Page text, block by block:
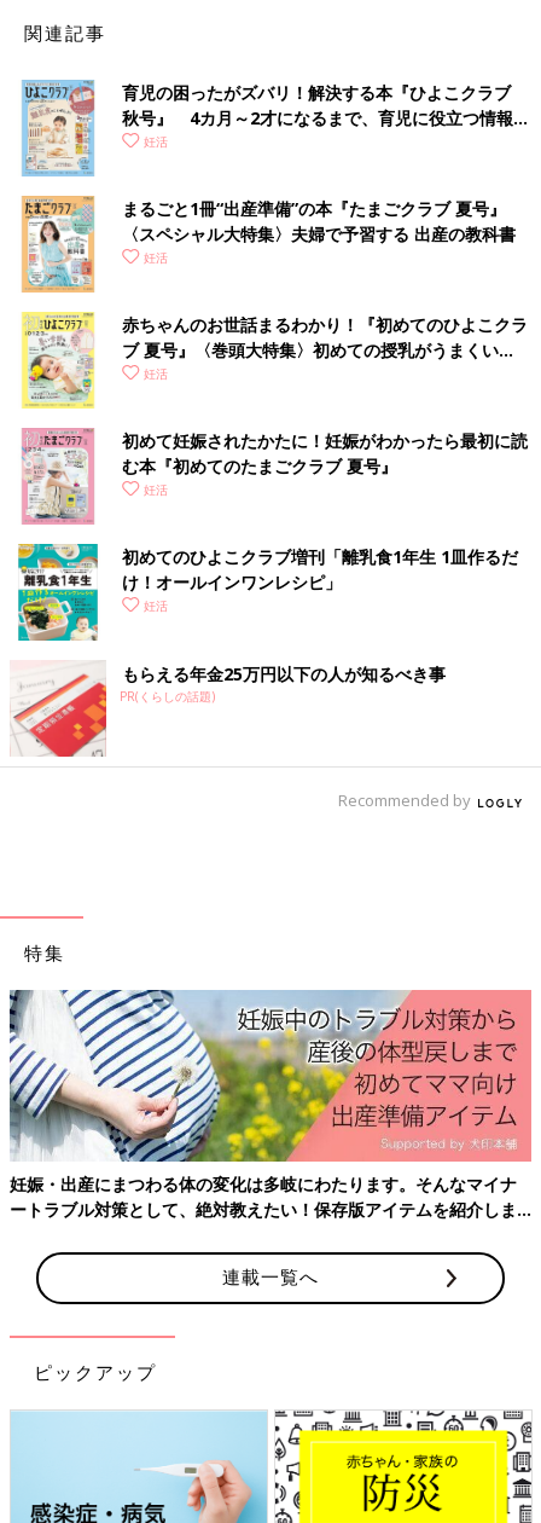
るまでの期間をどのように考えているかというライフプランと、
妊娠するための力＝妊孕性。一般的に妊孕性が落ちてくるのは35
歳頃からといわれていますが個人差もあります。まずは自身の妊
孕性を知り、その後のライフプランがイメージできれば、卵子凍
結を急がなくてよい場合も多いです。
■河合 蘭さん（以下、河合）：今、卵子凍結に関する情報の多く
が、20代での凍結を推奨しているかのような書き方になっていま
すよね。プランを描くことは二の次で、年齢だけが強調されてい
ます。だから「とりあえず凍結しておこう」という人が増えてい
るようですね。
■市山：そこは問題ですよね。妊孕性が十分で、35歳までに赤ち
ゃんを産むプランを描いているならば、若年時に卵子凍結するよ
り、必要時に保険適用で不妊治療を受けるほうがよい場合も多い
と照らし合わせて適切な選択をすることが大事だと思いますね。
また、卵子凍結に社会の注目が集まったことで、不妊治療業界全
体の妊孕性教育に対する意識が高まったという点は、非常に意味
があると思っています。
■河合：卵子凍結の最大のメリットはキャンペーン効果ですよ
ね。みんながドキッとして、「凍結しておかなきゃいけないのか
な」と思ってしまう。そして従来のオーソドックスな生殖行動を
思い出させてくれる。
■市山：まさにそれも核心だと思います。だから東京都が卵子凍
結の費用を助成すると声を上げたことは、卵子凍結自体はもちろ
ん、女性が妊孕性やライフプランを考えるきっかけになったとい
う点において大きな意味があると思います。
■市山：僕もそう思います。
■河合：40代以上の人たちが、振り返って「あのとき卵子凍結し
ておけば」「もう1人産めたのに」と思う気持ちは理解できま
す。だから「凍結したほうがいいよ」と後輩たちに言いたくなる
けれど、自然に妊娠できるチャンスがある35歳くらいまで待って
もいいということですね。
■市山：そうですね。一方で、35歳を過ぎて「現在相手はいない
けれど、将来赤ちゃんは欲しい」という人は、卵子凍結をするの
も1つ。出会って間もないパートナーに急に赤ちゃんの話をする
で気持ちに余裕を持ってお話できる場合もあるかと思います。
妊娠に抵抗を持つ男性も多いですし。パートナーの女性から
「私、凍結した卵を持っているのよ」と言われたら、男性はどう
■市山：抵抗感を覚えるかたはいらっしゃるでしょう。でも、そ
れは正しい知識がないから納得感が醸成されていないのだと思い
関連記事
育児の困ったがズバリ！解決する本『ひよこクラブ
秋号』 4カ月～2才になるまで、育児に役立つ情報が
いっぱい！
妊活
まるごと1冊“出産準備”の本『たまごクラブ 夏号』
〈スペシャル大特集〉夫婦で予習する 出産の教科書
妊活
赤ちゃんのお世話まるわかり！『初めてのひよこクラ
ブ 夏号』〈巻頭大特集〉初めての授乳がうまくい
く！ おっぱい・ミルクの基本と夏のトラブル 解決テ
妊活
初めて妊娠されたかたに！妊娠がわかったら最初に読
む本『初めてのたまごクラブ 夏号』
妊活
初めてのひよこクラブ増刊「離乳食1年生 1皿作るだ
け！オールインワン​レシピ」
妊活
もらえる年金25万円以下の人が知るべき事
PR(くらしの話題)
Recommended by
特集
妊娠・出産にまつわる体の変化は多岐にわたります。そんなマイナ
ートラブル対策として、絶対教えたい！保存版アイテムを紹介しま
連載一覧へ
ピックアップ